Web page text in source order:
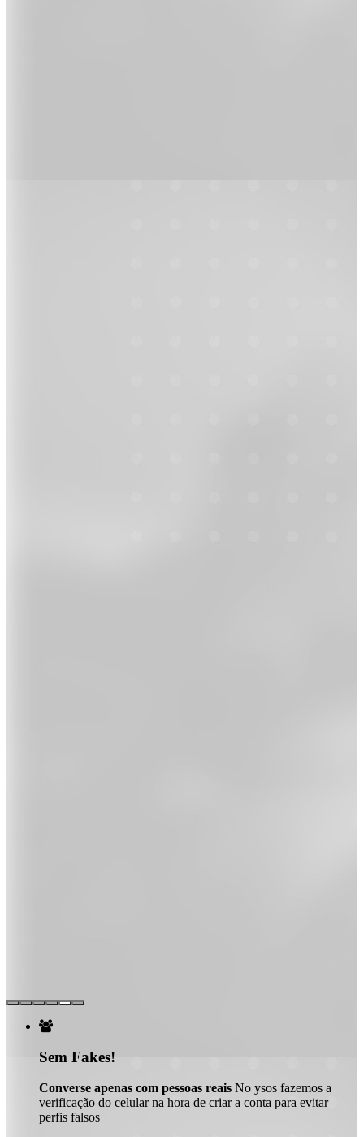

Sem Fakes!
Converse apenas com pessoas reais No ysos fazemos a
verificação do celular na hora de criar a conta para evitar
perfis falsos